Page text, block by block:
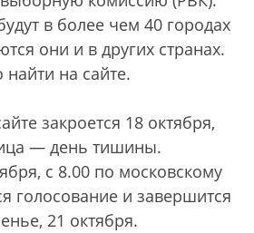
в более чем 40 городах
они и в других странах.
на сайте.
закроется 18 октября,
— день тишины.
с 8.00 по московскому
голосование и завершится
21 октября.